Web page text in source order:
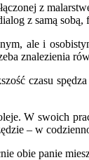
z
z samą
ale i
znalezienia
czasu
W swoich
– w
obie panie